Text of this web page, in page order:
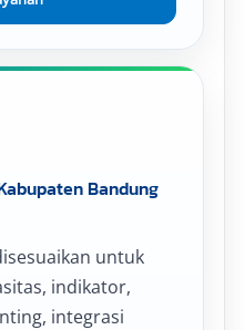
Bandung
untuk
indikator,
integrasi